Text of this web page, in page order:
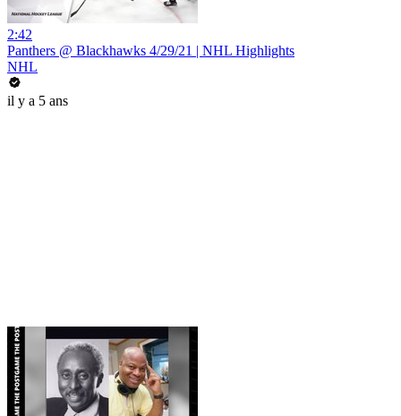
2:42
Panthers @ Blackhawks 4/29/21 | NHL Highlights
NHL
il y a 5 ans